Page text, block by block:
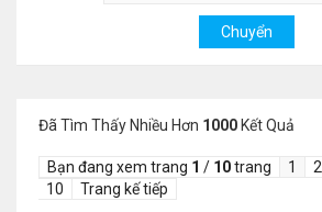
Đã Tìm Thấy Nhiều Hơn 1000 Kết Quả
Bạn đang xem trang 1 / 10trang 1 2
10
Trang kế tiếp